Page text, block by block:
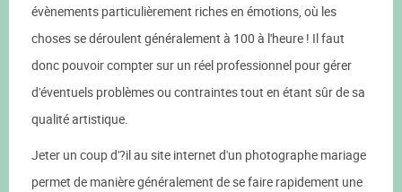
évènements particulièrement riches en émotions, où les
choses se déroulent généralement à 100 à l'heure ! Il faut
donc pouvoir compter sur un réel professionnel pour gérer
d'éventuels problèmes ou contraintes tout en étant sûr de sa
qualité artistique.
Jeter un coup d'?il au site internet d'un photographe mariage
permet de manière généralement de se faire rapidement une